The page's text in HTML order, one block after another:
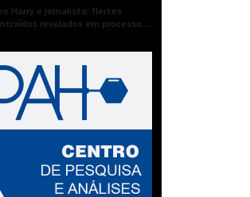
Harry e jornalista: flertes
revelados em processo